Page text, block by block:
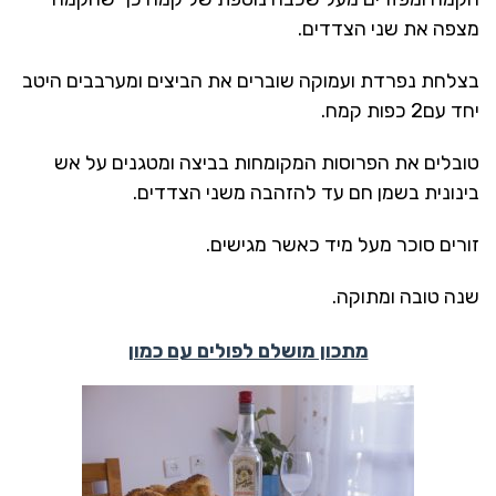
מצפה את שני הצדדים.
בצלחת נפרדת ועמוקה שוברים את הביצים ומערבבים היטב
יחד עם2 כפות קמח.
טובלים את הפרוסות המקומחות בביצה ומטגנים על אש
בינונית בשמן חם עד להזהבה משני הצדדים.
זורים סוכר מעל מיד כאשר מגישים.
שנה טובה ומתוקה.
מתכון מושלם לפולים עם כמון